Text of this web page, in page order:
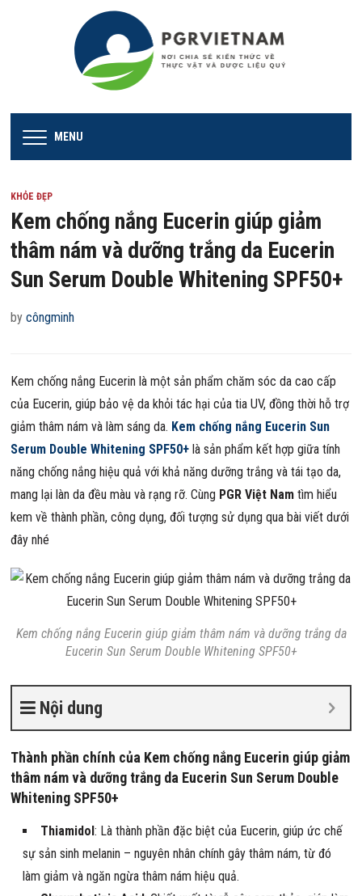
MENU
KHỎE ĐẸP
Kem chống nắng Eucerin giúp giảm
thâm nám và dưỡng trắng da Eucerin
Sun Serum Double Whitening SPF50+
bycôngminh
Kem chống nắng Eucerin là một sản phẩm chăm sóc da cao cấp
của Eucerin, giúp bảo vệ da khỏi tác hại của tia UV, đồng thời hỗ trợ
giảm thâm nám và làm sáng da. Kem chống nắng Eucerin Sun
Serum Double Whitening SPF50+ là sản phẩm kết hợp giữa tính
năng chống nắng hiệu quả với khả năng dưỡng trắng và tái tạo da,
mang lại làn da đều màu và rạng rỡ. Cùng PGR Việt Nam tìm hiểu
kem về thành phần, công dụng, đối tượng sử dụng qua bài viết dưới
đây nhé
Kem chống nắng Eucerin giúp giảm thâm nám và dưỡng trắng da
Eucerin Sun Serum Double Whitening SPF50+
Nội dung
Thành phần chính của Kem chống nắng Eucerin giúp giảm
thâm nám và dưỡng trắng da Eucerin Sun Serum Double
Whitening SPF50+
Thiamidol: Là thành phần đặc biệt của Eucerin, giúp ức chế
sự sản sinh melanin – nguyên nhân chính gây thâm nám, từ đó
làm giảm và ngăn ngừa thâm nám hiệu quả.